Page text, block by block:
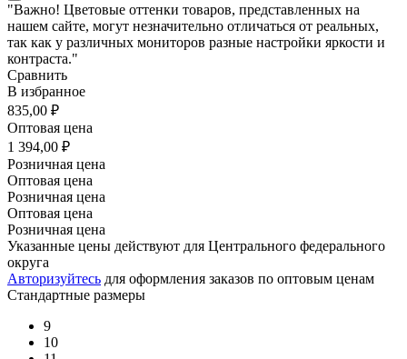
"Важно! Цветовые оттенки товаров, представленных на
нашем сайте, могут незначительно отличаться от реальных,
так как у различных мониторов разные настройки яркости и
контраста."
Сравнить
В избранное
835,00 ₽
Оптовая цена
1 394,00 ₽
Розничная цена
Оптовая цена
Розничная цена
Оптовая цена
Розничная цена
Указанные цены действуют для Центрального федерального
округа
Авторизуйтесь для оформления заказов по оптовым ценам
Стандартные размеры
9
10